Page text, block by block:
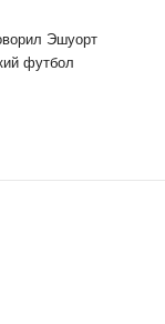
Эшуорт
футбол